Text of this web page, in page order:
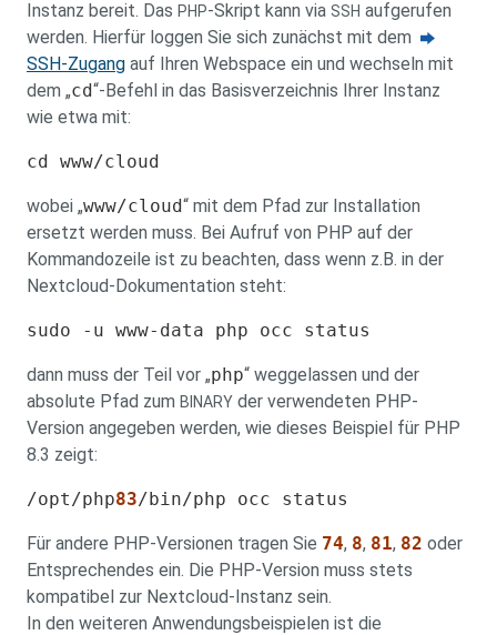
Instanz bereit. Das PHP-Skript kann via SSH aufgerufen
werden. Hierfür loggen Sie sich zunächst mit dem
SSH-Zugang auf Ihren Webspace ein und wechseln mit
dem „cd“-Befehl in das Basisverzeichnis Ihrer Instanz
wie etwa mit:
cd www/cloud
wobei „www/cloud“ mit dem Pfad zur Installation
ersetzt werden muss. Bei Aufruf von PHP auf der
Kommandozeile ist zu beachten, dass wenn z.B. in der
Nextcloud-Dokumentation steht:
sudo -u www-data php occ status
dann muss der Teil vor „php“ weggelassen und der
absolute Pfad zum BINARY der verwendeten PHP-
Version angegeben werden, wie dieses Beispiel für PHP
8.3 zeigt:
/opt/php83/bin/php occ status
Für andere PHP-Versionen tragen Sie 74, 8, 81, 82 oder
Entsprechendes ein. Die PHP-Version muss stets
kompatibel zur Nextcloud-Instanz sein.
In den weiteren Anwendungsbeispielen ist die